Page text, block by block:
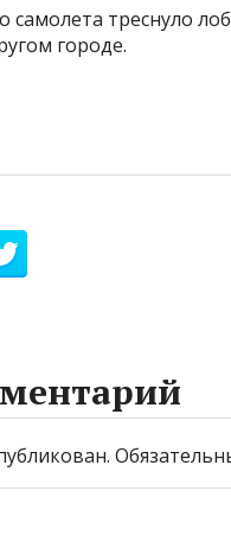
самолета треснуло
городе.